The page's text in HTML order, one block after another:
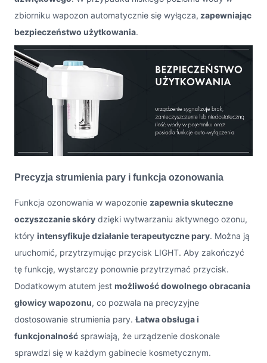
zbiorniku wapozon automatycznie się wyłącza, zapewniając
bezpieczeństwo użytkowania.
Precyzja strumienia pary i funkcja ozonowania
Funkcja ozonowania w wapozonie zapewnia skuteczne
oczyszczanie skóry dzięki wytwarzaniu aktywnego ozonu,
który intensyfikuje działanie terapeutyczne pary. Można ją
uruchomić, przytrzymując przycisk LIGHT. Aby zakończyć
tę funkcję, wystarczy ponownie przytrzymać przycisk.
Dodatkowym atutem jest możliwość dowolnego obracania
głowicy wapozonu, co pozwala na precyzyjne
dostosowanie strumienia pary. Łatwa obsługa i
funkcjonalność sprawiają, że urządzenie doskonale
sprawdzi się w każdym gabinecie kosmetycznym.